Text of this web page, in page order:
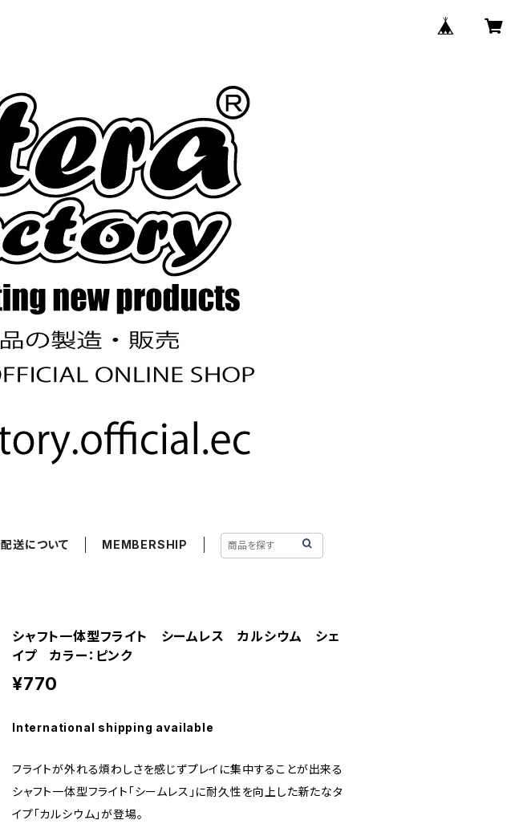
配送について MEMBERSHIP
シャフト一体型フライト シームレス カルシウム シェ
イプ カラー：ピンク
¥770
International shipping available
フライトが外れる煩わしさを感じずプレイに集中することが出来る
シャフト一体型フライト「シームレス」に耐久性を向上した新たなタ
イプ「カルシウム」が登場。